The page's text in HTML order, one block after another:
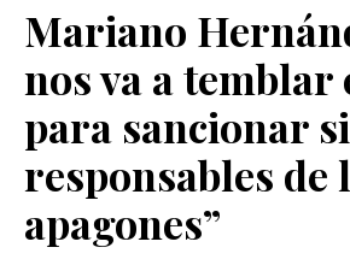
Mariano
nos va a temblar
para sancionar
responsables de
apagones”